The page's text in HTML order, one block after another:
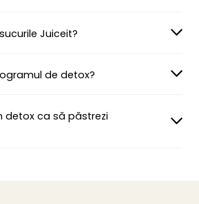
Juiceit?
de detox?
detox ca să păstrezi